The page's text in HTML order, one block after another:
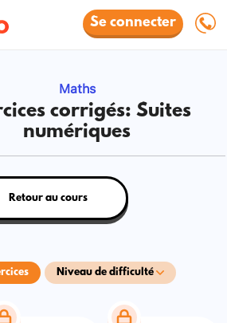
Se connecter
Maths
corrigés: Suites
numériques
Niveau de difficulté
Retour au cours